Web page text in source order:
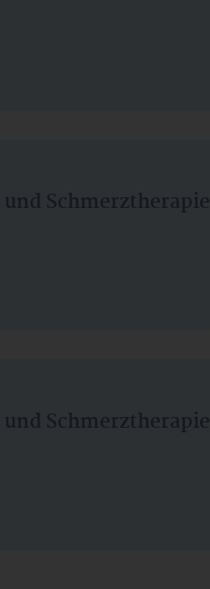
Schmerztherapie
Schmerztherapie